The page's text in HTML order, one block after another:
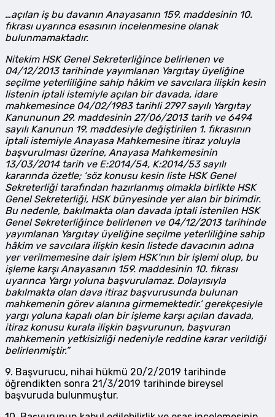
…açılan iş bu davanın Anayasanın 159. maddesinin 10.
fıkrası uyarınca esasının incelenmesine olanak
bulunmamaktadır.
Nitekim HSK Genel Sekreterliğince belirlenen ve
04/12/2013 tarihinde yayımlanan Yargıtay üyeliğine
seçilme yeterliliğine sahip hâkim ve savcılara ilişkin kesin
listenin iptali istemiyle açılan bir davada, idare
mahkemesince 04/02/1983 tarihli 2797 sayılı Yargıtay
Kanununun 29. maddesinin 27/06/2013 tarih ve 6494
sayılı Kanunun 19. maddesiyle değiştirilen 1. fıkrasının
iptali istemiyle Anayasa Mahkemesine itiraz yoluyla
başvurulması üzerine, Anayasa Mahkemesinin
13/03/2014 tarih ve E:2014/54, K:2014/53 sayılı
kararında özetle; ‘söz konusu kesin liste HSK Genel
Sekreterliği tarafından hazırlanmış olmakla birlikte HSK
Genel Sekreterliği, HSK bünyesinde yer alan bir birimdir.
Bu nedenle, bakılmakta olan davada iptali istenilen HSK
Genel Sekreterliğince belirlenen ve 04/12/2013 tarihinde
yayımlanan Yargıtay üyeliğine seçilme yeterliliğine sahip
hâkim ve savcılara ilişkin kesin listede davacının adına
yer verilmemesine dair işlem HSK’nın bir işlemi olup, bu
işleme karşı Anayasanın 159. maddesinin 10. fıkrası
uyarınca Yargı yoluna başvurulamaz. Dolayısıyla
bakılmakta olan dava itiraz başvurusunda bulunan
mahkemenin görev alanına girmemektedir.’ gerekçesiyle
yargı yoluna kapalı olan bir işleme karşı açılan davada,
itiraz konusu kurala ilişkin başvurunun, başvuran
mahkemenin yetkisizliği nedeniyle reddine karar verildiği
belirlenmiştir.”
9. Başvurucu, nihai hükmü 20/2/2019 tarihinde
öğrendikten sonra 21/3/2019 tarihinde bireysel
başvuruda bulunmuştur.